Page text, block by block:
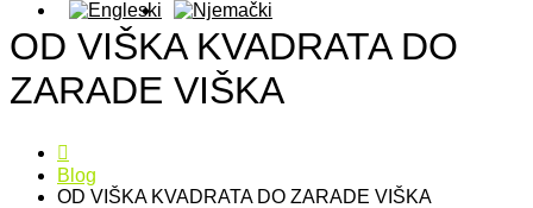
OD VIŠKA KVADRATA DO
ZARADE VIŠKA
Blog
OD VIŠKA KVADRATA DO ZARADE VIŠKA